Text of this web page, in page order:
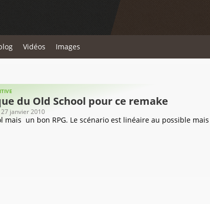
Vidéos Images
du Old School pour ce remake
27 janvier 2010
mais un bon RPG. Le scénario est linéaire au possible